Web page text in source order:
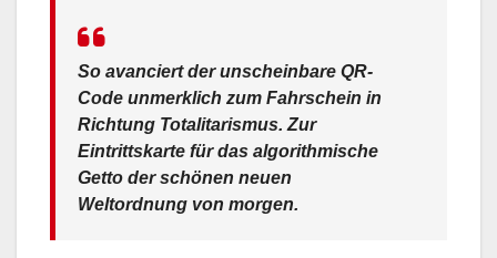
So avanciert der unscheinbare QR-
Code unmerklich zum Fahrschein in
Richtung Totalitarismus. Zur
Eintrittskarte für das algorithmische
Getto der schönen neuen
Weltordnung von morgen.